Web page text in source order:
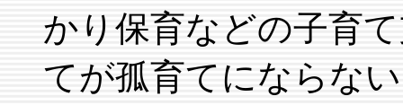
かり保育などの子育
てが孤育てにならな